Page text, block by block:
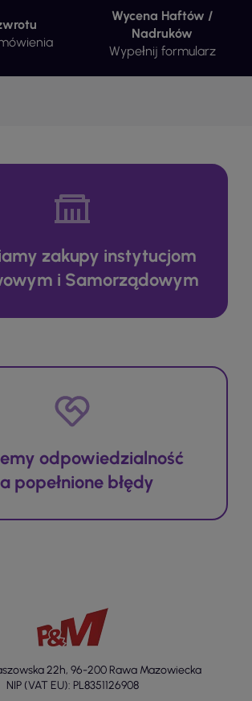
Wycena Haftów /
Nadruków
Wypełnij formularz
zakupy instytucjom
i Samorządowym
odpowiedzialność
popełnione błędy
22h, 96-200 Rawa Mazowiecka
NIP (VAT EU): PL8351126908